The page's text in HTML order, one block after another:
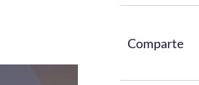
Comparte